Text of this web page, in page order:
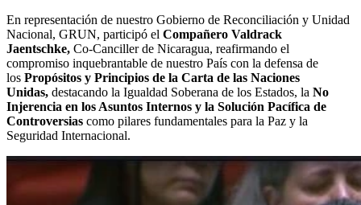
En representación de nuestro Gobierno de Reconciliación y Unidad
Nacional, GRUN, participó el Compañero Valdrack
Jaentschke, Co-Canciller de Nicaragua, reafirmando el
compromiso inquebrantable de nuestro País con la defensa de
los Propósitos y Principios de la Carta de las Naciones
Unidas, destacando la Igualdad Soberana de los Estados, la No
Injerencia en los Asuntos Internos y la Solución Pacífica de
Controversias como pilares fundamentales para la Paz y la
Seguridad Internacional.